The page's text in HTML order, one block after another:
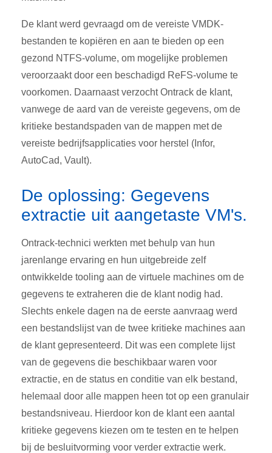
De klant werd gevraagd om de vereiste VMDK-
bestanden te kopiëren en aan te bieden op een
gezond NTFS-volume, om mogelijke problemen
veroorzaakt door een beschadigd ReFS-volume te
voorkomen. Daarnaast verzocht Ontrack de klant,
vanwege de aard van de vereiste gegevens, om de
kritieke bestandspaden van de mappen met de
vereiste bedrijfsapplicaties voor herstel (Infor,
AutoCad, Vault).
De oplossing: Gegevens
extractie uit aangetaste VM's.
Ontrack-technici werkten met behulp van hun
jarenlange ervaring en hun uitgebreide zelf
ontwikkelde tooling aan de virtuele machines om de
gegevens te extraheren die de klant nodig had.
Slechts enkele dagen na de eerste aanvraag werd
een bestandslijst van de twee kritieke machines aan
de klant gepresenteerd. Dit was een complete lijst
van de gegevens die beschikbaar waren voor
extractie, en de status en conditie van elk bestand,
helemaal door alle mappen heen tot op een granulair
bestandsniveau. Hierdoor kon de klant een aantal
kritieke gegevens kiezen om te testen en te helpen
bij de besluitvorming voor verder extractie werk.